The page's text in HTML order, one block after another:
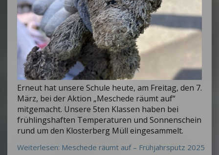
Erneut hat unsere Schule heute, am Freitag, den 7.
März, bei der Aktion „Meschede räumt auf“
mitgemacht. Unsere 5ten Klassen haben bei
frühlingshaften Temperaturen und Sonnenschein
rund um den Klosterberg Müll eingesammelt.
Weiterlesen: Meschede räumt auf – Frühjahrsputz 2025